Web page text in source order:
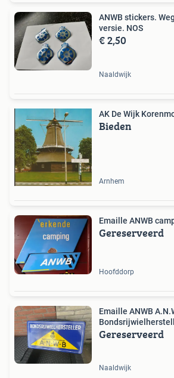
ANWB stickers.
versie. NOS
€ 2,50
Naaldwijk
AK De Wijk
Bieden
Arnhem
Emaille ANWB
Gereserveerd
Hoofddorp
Emaille ANWB
Gereserveerd
Naaldwijk